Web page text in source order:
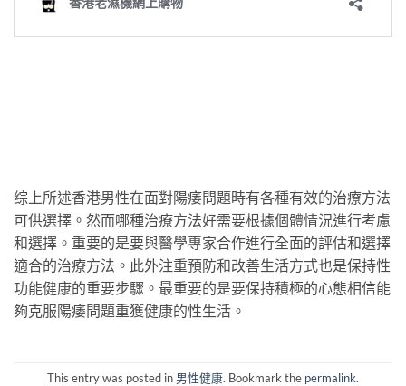
综上所述香港男性在面對陽痿問題時有各種有效的治療方法
可供選擇。然而哪種治療方法好需要根據個體情況進行考慮
和選擇。重要的是要與醫學專家合作進行全面的評估和選擇
適合的治療方法。此外注重預防和改善生活方式也是保持性
功能健康的重要步驟。最重要的是要保持積極的心態相信能
夠克服陽痿問題重獲健康的性生活。
This entry was posted in 男性健康. Bookmark the permalink.